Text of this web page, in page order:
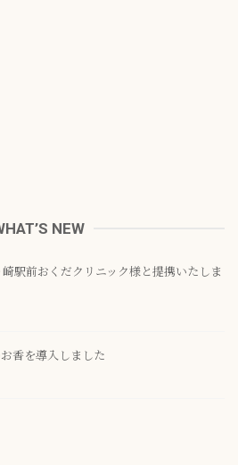
NEW
崎駅前おくだクリニック様と提携いたしま
香を導入しました